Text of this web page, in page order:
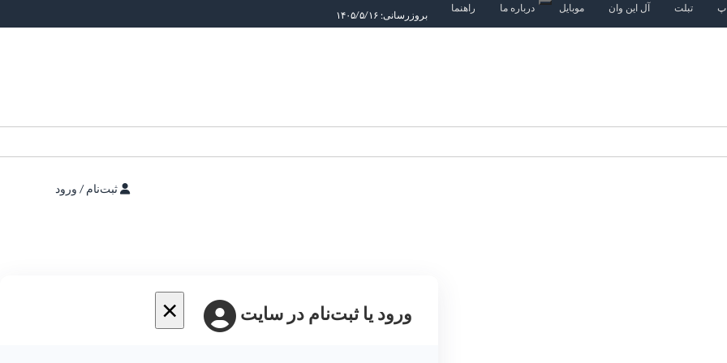
تبلت آل این وان موبایل درباره ما راهنما
بروزرسانی: ۱۴۰۵/۵/۱۶
ثبت‌نام / ورود
× ورود یا ثبت‌نام در سایت